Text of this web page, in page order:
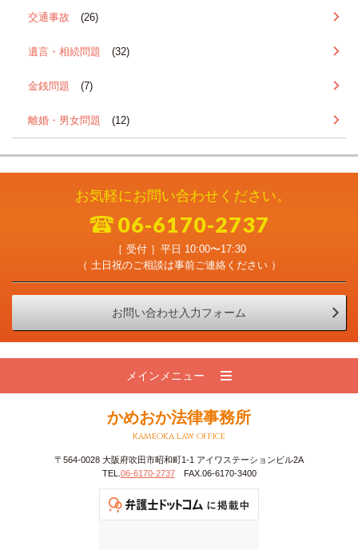
交通事故 (26)
遺言・相続問題 (32)
金銭問題 (7)
離婚・男女問題 (12)
お気軽にお問い合わせください。
06-6170-2737
［ 受付 ］平日 10:00〜17:30
（ 土日祝のご相談は事前ご連絡ください ）
お問い合わせ入力フォーム
メインメニュー
かめおか法律事務所
kameoka law office
〒564-0028 大阪府吹田市昭和町1-1 アイワステーションビル2A
TEL. 06-6170-2737FAX.06-6170-3400